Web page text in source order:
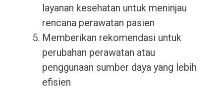
layanan kesehatan untuk meninjau
rencana perawatan pasien
Memberikan rekomendasi untuk
perubahan perawatan atau
penggunaan sumber daya yang lebih
efisien